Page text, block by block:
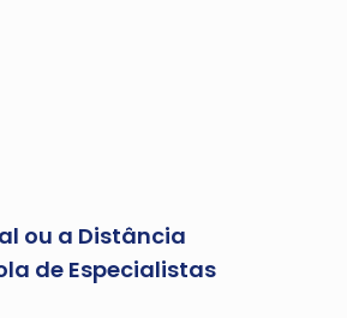
ou a Distância
de Especialistas